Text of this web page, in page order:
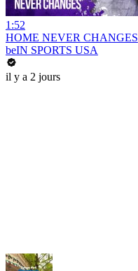
1:52
HOME NEVER CHANGES
beIN SPORTS USA
il y a 2 jours